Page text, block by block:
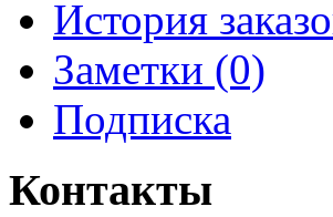
История
Заметки (0)
Подписка
Контакты